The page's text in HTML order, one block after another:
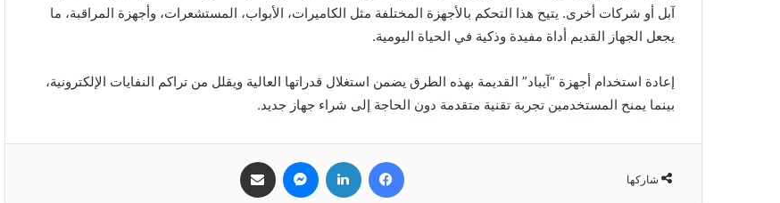
آبل أو شركات أخرى. يتيح هذا التحكم بالأجهزة المختلفة مثل الكاميرات، الأبواب، المستشعرات، وأجهزة المراقبة، ما
يجعل الجهاز القديم أداة مفيدة وذكية في الحياة اليومية.
إعادة استخدام أجهزة “آيباد” القديمة بهذه الطرق يضمن استغلال قدراتها العالية ويقلل من تراكم النفايات الإلكترونية،
بينما يمنح المستخدمين تجربة تقنية متقدمة دون الحاجة إلى شراء جهاز جديد.
شاركها
فيسبوك لينكدإن ماسنجر